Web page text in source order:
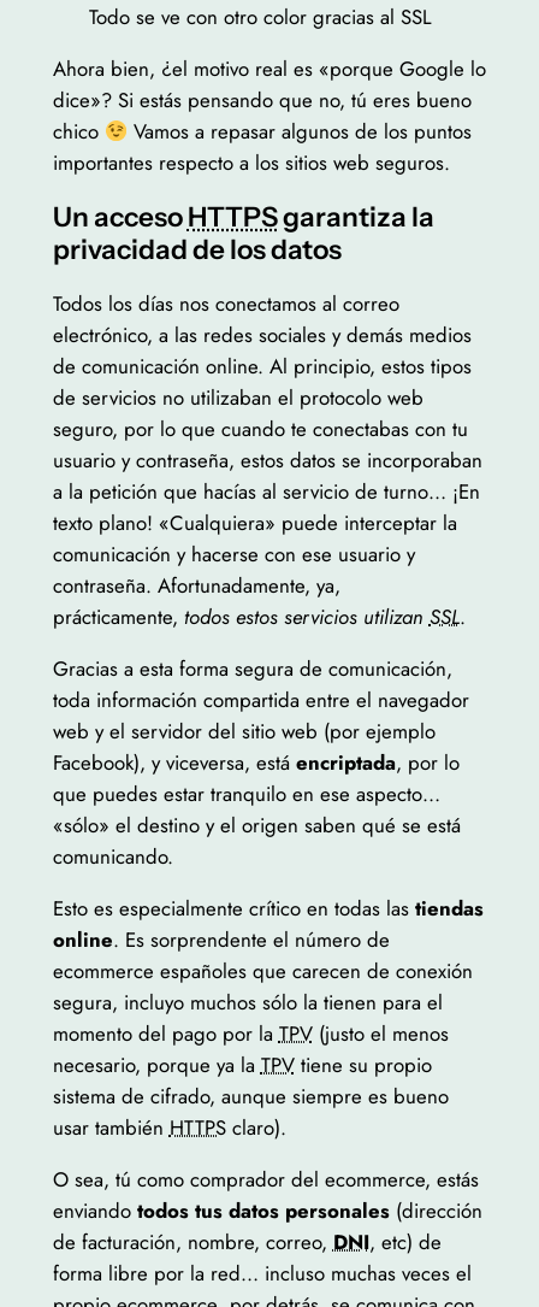
Todo se ve con otro color gracias al SSL
Ahora bien, ¿el motivo real es «porque Google lo
dice»? Si estás pensando que no, tú eres bueno
chico
Vamos a repasar algunos de los puntos
importantes respecto a los sitios web seguros.
Un accesoHTTPSgarantiza la
privacidad de los datos
Todos los días nos conectamos al correo
electrónico, a las redes sociales y demás medios
de comunicación online. Al principio, estos tipos
de servicios no utilizaban el protocolo web
seguro, por lo que cuando te conectabas con tu
usuario y contraseña, estos datos se incorporaban
a la petición que hacías al servicio de turno… ¡En
texto plano! «Cualquiera» puede interceptar la
comunicación y hacerse con ese usuario y
contraseña. Afortunadamente, ya,
prácticamente, todos estos servicios utilizanSSL.
Gracias a esta forma segura de comunicación,
toda información compartida entre el navegador
web y el servidor del sitio web (por ejemplo
Facebook), y viceversa, está encriptada, por lo
que puedes estar tranquilo en ese aspecto…
«sólo» el destino y el origen saben qué se está
comunicando.
Esto es especialmente crítico en todas las tiendas
online. Es sorprendente el número de
ecommerce españoles que carecen de conexión
segura, incluyo muchos sólo la tienen para el
momento del pago por laTPV(justo el menos
necesario, porque ya laTPVtiene su propio
sistema de cifrado, aunque siempre es bueno
usar tambiénHTTPSclaro).
O sea, tú como comprador del ecommerce, estás
enviandotodos tus datos personales(dirección
de facturación, nombre, correo,DNI, etc) de
forma libre por la red… incluso muchas veces el